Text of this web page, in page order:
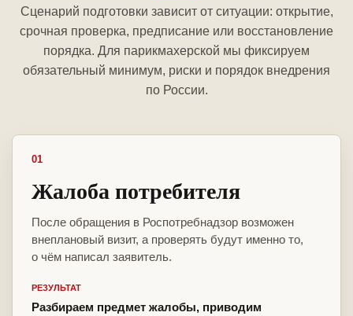
Сценарий подготовки зависит от ситуации: открытие,
срочная проверка, предписание или восстановление
порядка. Для парикмахерской мы фиксируем
обязательный минимум, риски и порядок внедрения
по России.
01
Жалоба потребителя
После обращения в Роспотребнадзор возможен
внеплановый визит, а проверять будут именно то,
о чём написал заявитель.
РЕЗУЛЬТАТ
Разбираем предмет жалобы, приводим